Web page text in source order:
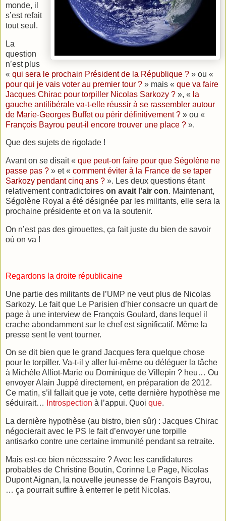
monde, il
s’est refait
tout seul.
La
question
n’est plus
« qui sera le prochain Président de la République ? » ou «
pour qui je vais voter au premier tour ? » mais « que va faire
Jacques Chirac pour torpiller Nicolas Sarkozy ? », « la
gauche antilibérale va-t-elle réussir à se rassembler autour
de Marie-Georges Buffet ou périr définitivement ? » ou «
François Bayrou peut-il encore trouver une place ? ».
Que des sujets de rigolade !
Avant on se disait « que peut-on faire pour que Ségolène ne
passe pas ? » et « comment éviter à la France de se taper
Sarkozy pendant cinq ans ? ». Les deux questions étant
relativement contradictoires on avait l’air con. Maintenant,
Ségolène Royal a été désignée par les militants, elle sera la
prochaine présidente et on va la soutenir.
On n’est pas des girouettes, ça fait juste du bien de savoir
où on va !
Regardons la droite républicaine
Une partie des militants de l’UMP ne veut plus de Nicolas
Sarkozy. Le fait que Le Parisien d’hier consacre un quart de
page à une interview de François Goulard, dans lequel il
crache abondamment sur le chef est significatif. Même la
presse sent le vent tourner.
On se dit bien que le grand Jacques fera quelque chose
pour le torpiller. Va-t-il y aller lui-même ou déléguer la tâche
à Michèle Alliot-Marie ou Dominique de Villepin ? heu… Ou
envoyer Alain Juppé directement, en préparation de 2012.
Ce matin, s’il fallait que je vote, cette dernière hypothèse me
séduirait…
Introspection à l’appui. Quoi que.
La dernière hypothèse (au bistro, bien sûr) : Jacques Chirac
négocierait avec le PS le fait d’envoyer une torpille
antisarko contre une certaine immunité pendant sa retraite.
Mais est-ce bien nécessaire ? Avec les candidatures
probables de Christine Boutin, Corinne Le Page, Nicolas
Dupont Aignan, la nouvelle jeunesse de François Bayrou,
… ça pourrait suffire à enterrer le petit Nicolas.